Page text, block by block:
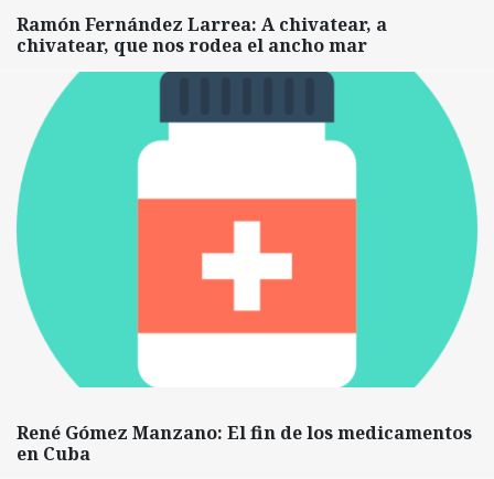
Ramón Fernández Larrea: A chivatear, a
chivatear, que nos rodea el ancho mar
René Gómez Manzano: El fin de los medicamentos
en Cuba